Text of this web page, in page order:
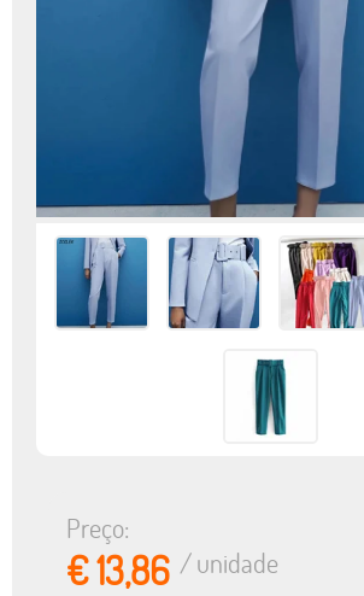
Preço:
€ 13,86 / unidade